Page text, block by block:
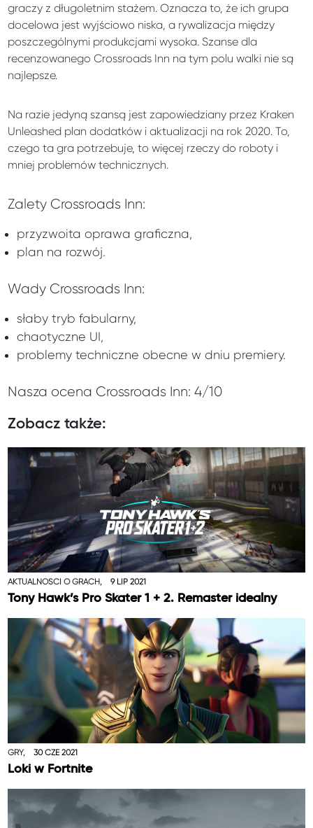
graczy z długoletnim stażem. Oznacza to, że ich grupa
docelowa jest wyjściowo niska, a rywalizacja między
poszczególnymi produkcjami wysoka. Szanse dla
recenzowanego Crossroads Inn na tym polu walki nie są
najlepsze.
Na razie jedyną szansą jest zapowiedziany przez Kraken
Unleashed plan dodatków i aktualizacji na rok 2020. To,
czego ta gra potrzebuje, to więcej rzeczy do roboty i
mniej problemów technicznych.
Zalety Crossroads Inn:
przyzwoita oprawa graficzna,
plan na rozwój.
Wady Crossroads Inn:
słaby tryb fabularny,
chaotyczne UI,
problemy techniczne obecne w dniu premiery.
Nasza ocena Crossroads Inn: 4/10
Zobacz także:
AKTUALNOŚCI O GRACH, 9 LIP 2021
Tony Hawk’s Pro Skater 1 + 2. Remaster idealny
GRY, 30 CZE 2021
Loki w Fortnite